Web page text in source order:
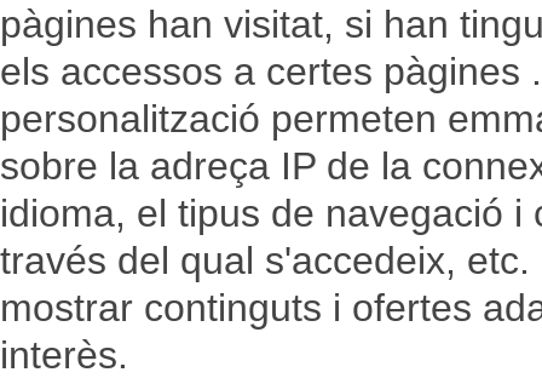
pàgines han visitat, si han
els accessos a certes pàgines
personalització permeten
sobre la adreça IP de la
idioma, el tipus de navegació i
través del qual s'accedeix,
mostrar continguts i ofertes
interès.